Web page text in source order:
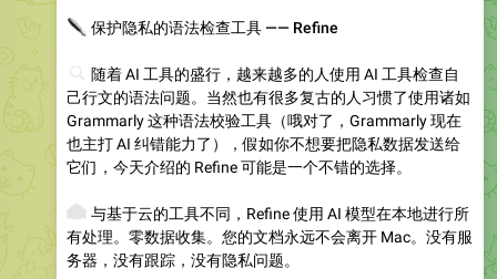
保护隐私的语法检查工具 —— Refine
随着 AI 工具的盛行，越来越多的人使用 AI 工具检查自
己行文的语法问题。当然也有很多复古的人习惯了使用诸如
Grammarly 这种语法校验工具（哦对了，Grammarly 现在
也主打 AI 纠错能力了），假如你不想要把隐私数据发送给
它们，今天介绍的 Refine 可能是一个不错的选择。
与基于云的工具不同，Refine 使用 AI 模型在本地进行所
有处理。零数据收集。您的文档永远不会离开 Mac。没有服
务器，没有跟踪，没有隐私问题。